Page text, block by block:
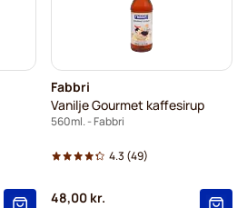
Fabbri
Vanilje Gourmet kaffesirup
560ml. - Fabbri
4.3 (49)
48,00 kr.